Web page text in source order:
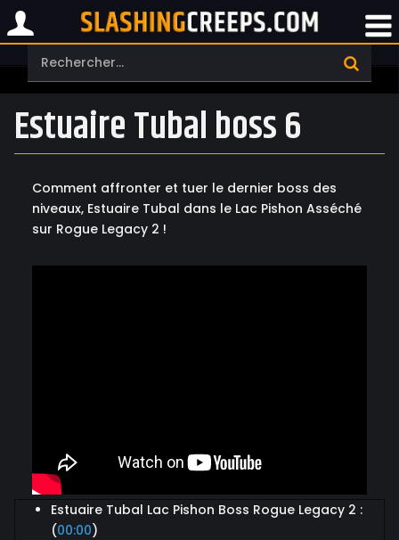
Estuaire Tubal boss 6
Comment affronter et tuer le dernier boss des
niveaux, Estuaire Tubal dans le Lac Pishon Asséché
sur Rogue Legacy 2 !
Estuaire Tubal Lac Pishon Boss Rogue Legacy 2 :
(00:00)